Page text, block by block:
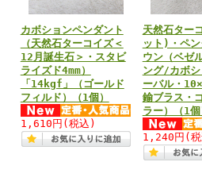
カボションペンダント
（天然石ターコイズ＜
12月誕生石＞・スタビ
ライズド4mm）
「14kgf」（ゴールド
フィルド）（1個）
1,610円 (税込)
天然石ター
ット)・ペ
ウン（ベゼ
ング/カボシ
ーバル・
鍮ブラス・
ラー）（1個
1,240円 (